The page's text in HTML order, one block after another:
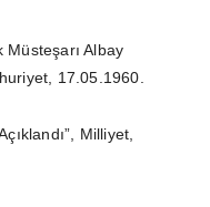
Müsteşarı Albay
17.05.1960.
Milliyet,